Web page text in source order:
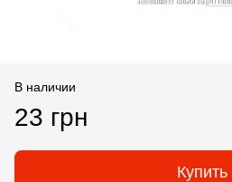
В наличии
23 грн
Купить